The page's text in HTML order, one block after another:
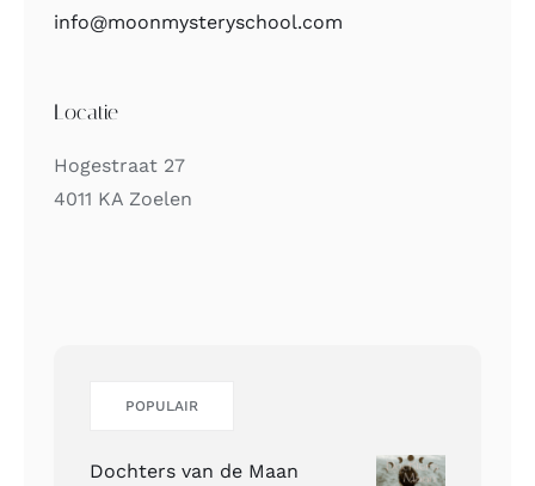
info@moonmysteryschool.com
Locatie
Hogestraat 27
4011 KA Zoelen
POPULAIR
Dochters van de Maan